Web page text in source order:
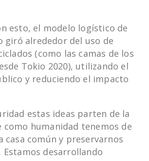
esto, el modelo logístico de
giró alrededor del uso de
(como las camas de los
Tokio 2020), utilizando el
y reduciendo el impacto
estas ideas parten de la
como humanidad tenemos de
casa común y preservarnos
Estamos desarrollando